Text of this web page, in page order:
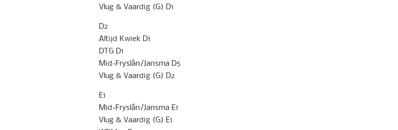
Vlug & Vaardig (G) D1
D2
Altijd Kwiek D1
DTG D1
Mid-Fryslân/Jansma D5
Vlug & Vaardig (G) D2
E1
Mid-Fryslân/Jansma E1
Vlug & Vaardig (G) E1